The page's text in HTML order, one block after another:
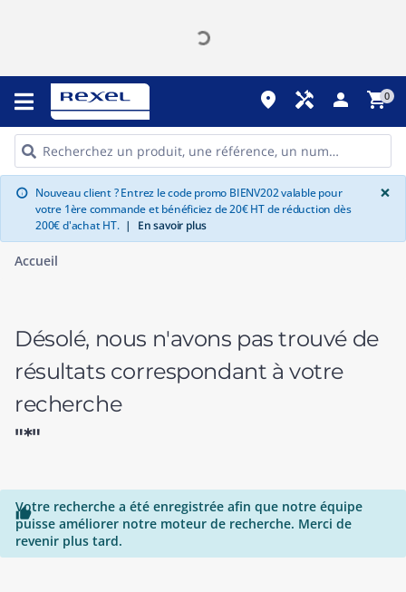
place handyman person shopping_cart0
info Nouveau client ? Entrez le code promo BIENV202 valable pour
votre 1ère commande et bénéficiez de 20€ HT de réduction dès
200€ d'achat HT. | En savoir plus
×
Accueil
Désolé, nous n'avons pas trouvé de
résultats correspondant à votre
recherche
"*"

Votre recherche a été enregistrée afin que notre équipe
puisse améliorer notre moteur de recherche. Merci de
revenir plus tard.